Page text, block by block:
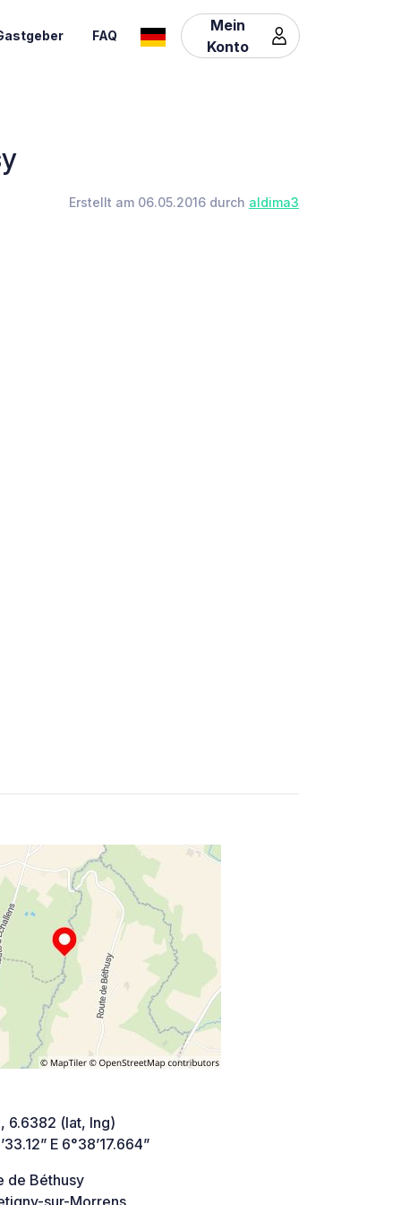
FAQ
Mein
Konto
Erstellt am 06.05.2016 durch aldima3
6.6382 (lat, lng)
E 6°38’17.664”
de Béthusy
sur-Morrens,